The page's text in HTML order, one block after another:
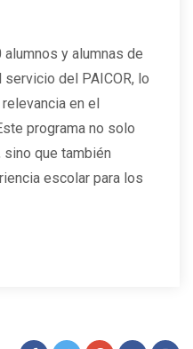
alumnos y alumnas de
del PAICOR, lo
en el
programa no solo
sino que también
escolar para los